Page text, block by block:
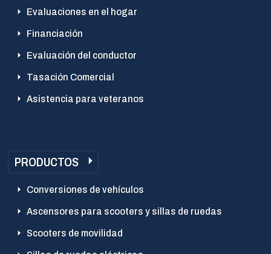
Evaluaciones en el hogar
Financiación
Evaluación del conductor
Tasación Comercial
Asistencia para veteranos
PRODUCTOS
Conversiones de vehículos
Ascensores para scooters y sillas de ruedas
Scooters de movilidad